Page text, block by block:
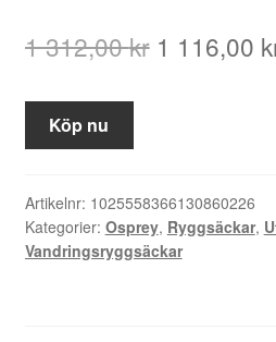
1 312,00kr Det
1
312,00 kr.
1 116,00
Köp nu
Artikelnr: 1025558366130860226
Kategorier: Osprey, Ryggsäckar,
Vandringsryggsäckar